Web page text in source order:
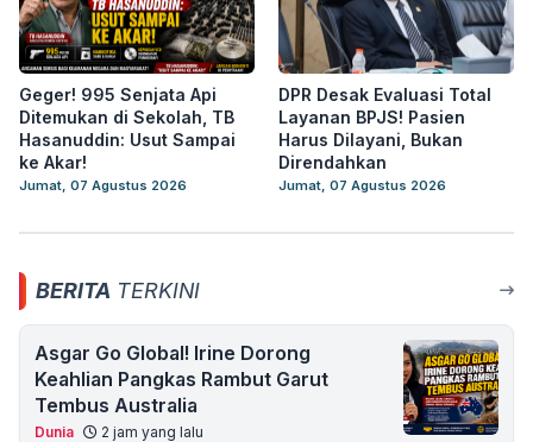
Geger! 995 Senjata Api
Ditemukan di Sekolah, TB
Hasanuddin: Usut Sampai
ke Akar!
Jumat, 07 Agustus 2026
DPR Desak Evaluasi Total
Layanan BPJS! Pasien
Harus Dilayani, Bukan
Direndahkan
Jumat, 07 Agustus 2026
BERITA TERKINI
Asgar Go Global! Irine Dorong
Keahlian Pangkas Rambut Garut
Tembus Australia
Dunia 2 jam yang lalu